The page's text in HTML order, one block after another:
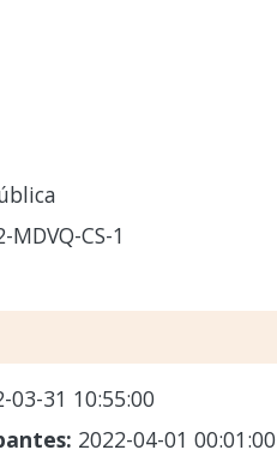
MDVQ-CS-1
03-31 10:55:00
2022-04-01 00:01:00